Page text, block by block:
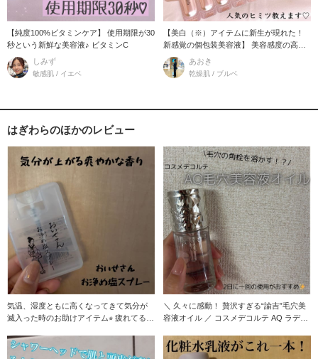
【純度100%ビタミンケア】 使用期限が30
秒という新鮮な美容液♪ ビタミンC
しみず
敏感肌 / イエベ
【美白（※）アイテムに新生が現れた！
新感覚の個包装美容液】 美容感度の高い
方の間で今
あおき
乾燥肌 / ブルベ
はぎわらのほかのレビュー
気温、湿度ともに高くなってきて気分が
滅入った時のお助けアイテム⭐︎ 疲れてる時
＼ 久々に感動！ 贅沢すぎる“諭吉”毛穴美
容液オイル ／ コスメデコルテ AQ ラディ